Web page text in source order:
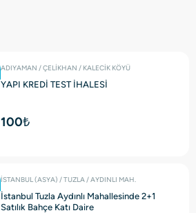
ADIYAMAN / ÇELİKHAN / KALECİK KÖYÜ
YAPI KREDİ TEST İHALESİ
100₺
İSTANBUL (ASYA) / TUZLA / AYDINLI MAH.
İstanbul Tuzla Aydınlı Mahallesinde 2+1
Satılık Bahçe Katı Daire